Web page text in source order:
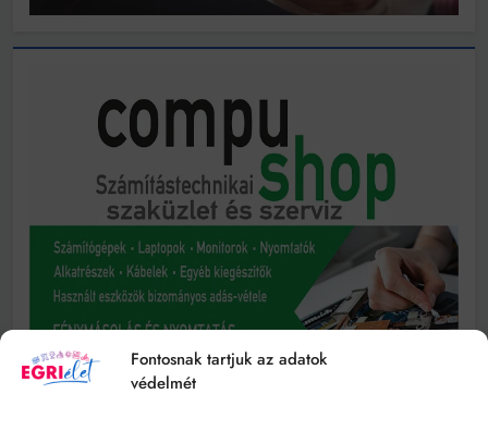
Fontosnak tartjuk az adatok
védelmét